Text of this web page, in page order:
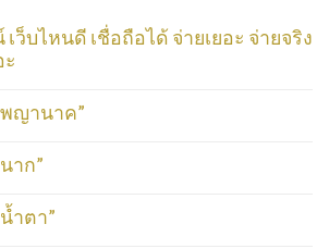
ว็บไหนดี เชื่อถือได้ จ่ายเยอะ จ่ายจริง
ญานาค”
าก”
ำตา”